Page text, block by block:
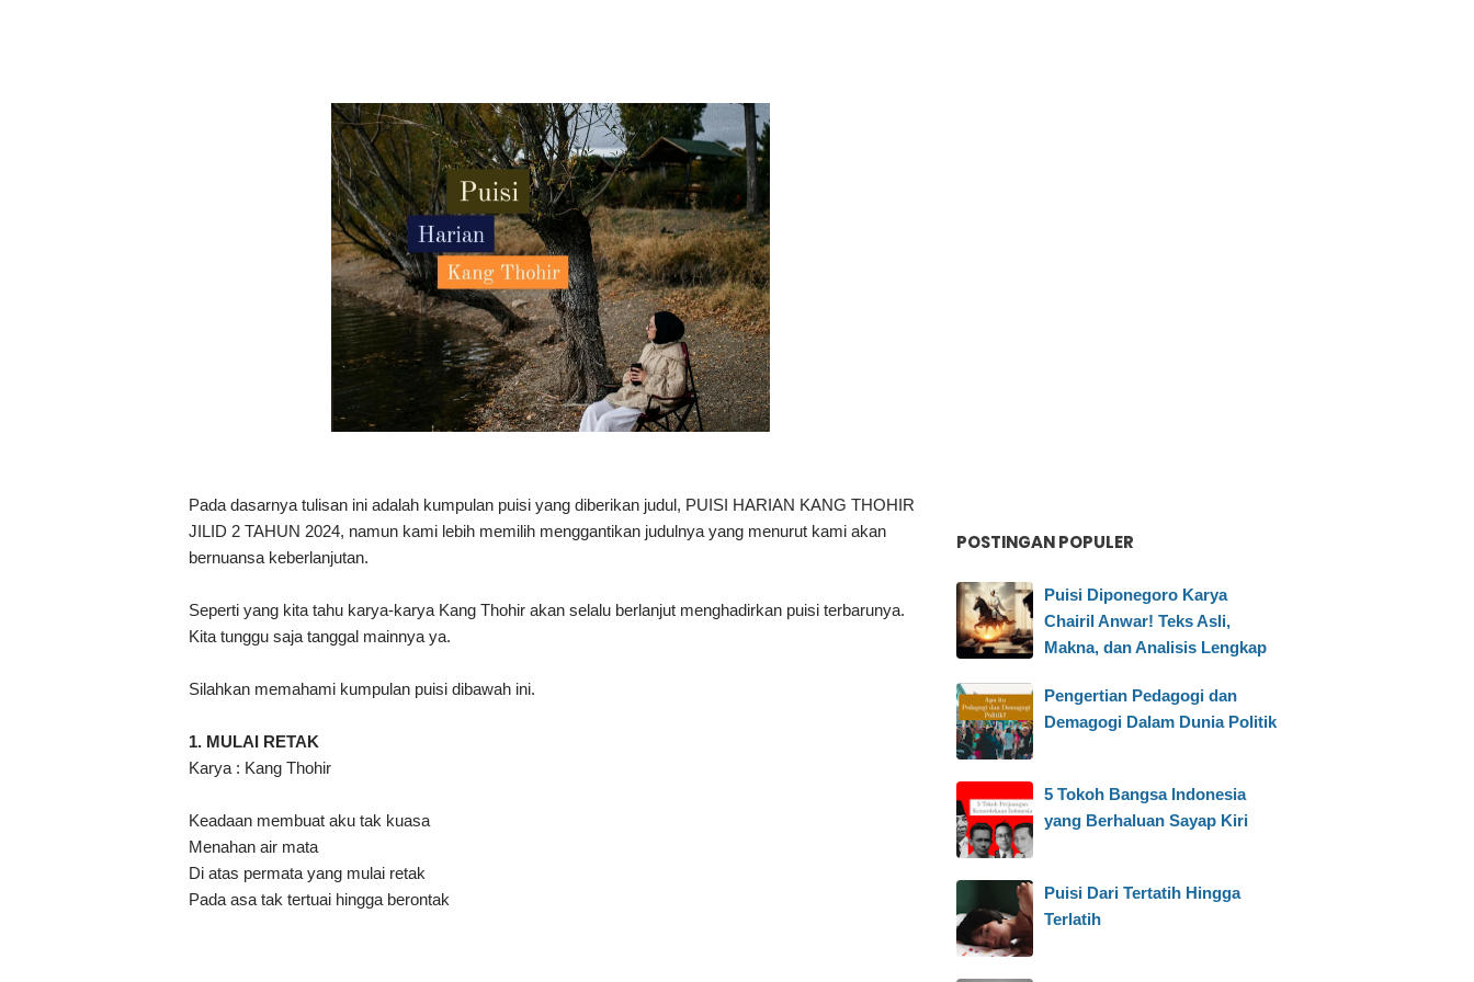
Pada dasarnya tulisan ini adalah kumpulan puisi yang diberikan judul, PUISI HARIAN KANG THOHIR
JILID 2 TAHUN 2024, namun kami lebih memilih menggantikan judulnya yang menurut kami akan
bernuansa keberlanjutan.
Seperti yang kita tahu karya-karya Kang Thohir akan selalu berlanjut menghadirkan puisi terbarunya.
Kita tunggu saja tanggal mainnya ya.
Silahkan memahami kumpulan puisi dibawah ini.
1. MULAI RETAK
Karya : Kang Thohir
Keadaan membuat aku tak kuasa
Menahan air mata
Di atas permata yang mulai retak
Pada asa tak tertuai hingga berontak
POSTINGAN POPULER
Puisi Diponegoro Karya
Chairil Anwar! Teks Asli,
Makna, dan Analisis Lengkap
Pengertian Pedagogi dan
Demagogi Dalam Dunia Politik
5 Tokoh Bangsa Indonesia
yang Berhaluan Sayap Kiri
Puisi Dari Tertatih Hingga
Terlatih